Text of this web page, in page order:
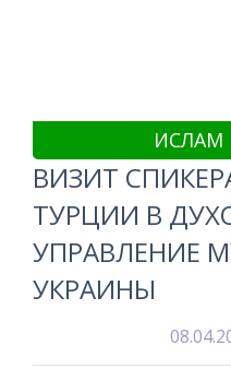
ИСЛАМ
ВИЗИТ
ТУРЦИИ В
УПРАВЛЕНИЕ
УКРАИНЫ